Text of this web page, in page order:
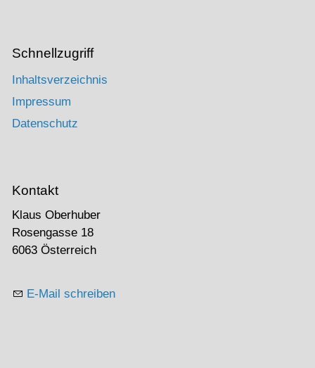
Schnellzugriff
Inhaltsverzeichnis
Impressum
Datenschutz
Kontakt
Klaus Oberhuber
Rosengasse 18
6063 Österreich
E-Mail schreiben